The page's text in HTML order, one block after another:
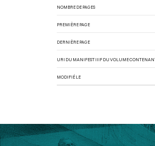
NOMBRE DE PAGES
PREMIÈRE PAGE
DERNIÈRE PAGE
URI DU MANIFEST IIIF DU VOLUME
MODIFIÉ LE